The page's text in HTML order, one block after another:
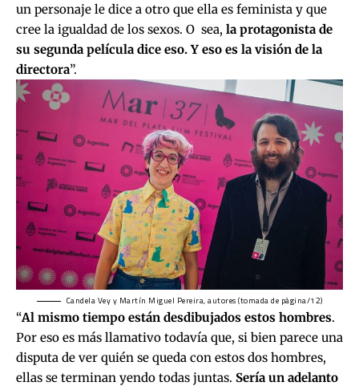
un personaje le dice a otro que ella es feminista y que
cree la igualdad de los sexos. O sea, la protagonista de
su segunda película dice eso. Y eso es la visión de la
directora”.
Candela Vey y Martín Miguel Pereira, autores (tomada de página/12)
“Al mismo tiempo están desdibujados estos hombres.
Por eso es más llamativo todavía que, si bien parece una
disputa de ver quién se queda con estos dos hombres,
ellas se terminan yendo todas juntas. Sería un adelanto